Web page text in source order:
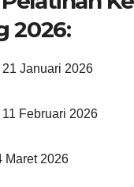
2026:
21 Januari 2026
Februari 2026
Maret 2026